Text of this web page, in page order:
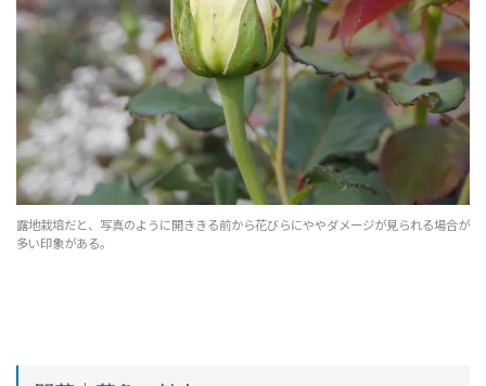
露地栽培だと、写真のように開ききる前から花びらにややダメージが見られる場合が
多い印象がある。